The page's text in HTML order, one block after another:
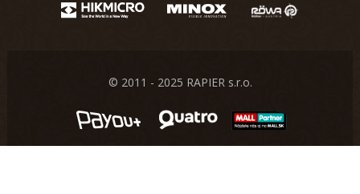
© 2011 - 2025 RAPIER s.r.o.